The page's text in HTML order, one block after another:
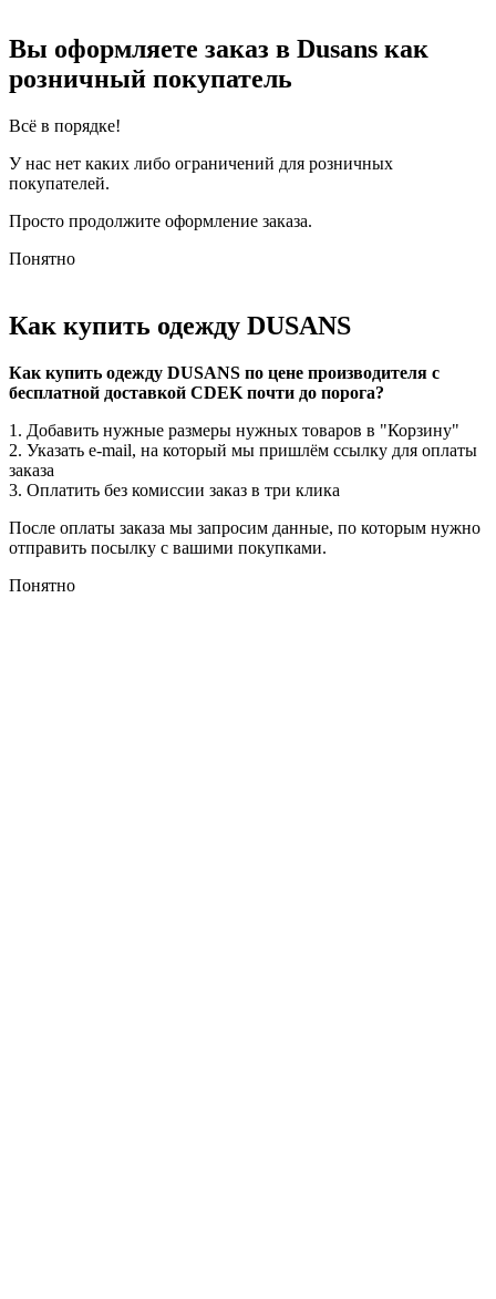
Вы оформляете заказ в Dusans как
розничный покупатель
Всё в порядке!
У нас нет каких либо ограничений для розничных
покупателей.
Просто продолжите оформление заказа.
Понятно
Как купить одежду DUSANS
Как купить одежду DUSANS по цене производителя с
бесплатной доставкой CDEK почти до порога?
1. Добавить нужные размеры нужных товаров в "Корзину"
2. Указать e-mail, на который мы пришлём ссылку для оплаты
заказа
3. Оплатить без комиссии заказ в три клика
После оплаты заказа мы запросим данные, по которым нужно
отправить посылку с вашими покупками.
Понятно